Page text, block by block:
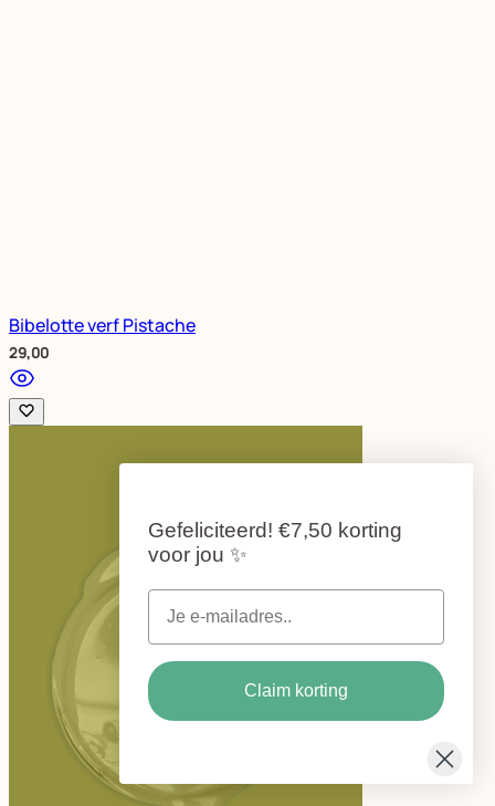
Bibelotte verf Pistache
29,00
Gefeliciteerd! €7,50 korting
voor jou ✨
Claim korting